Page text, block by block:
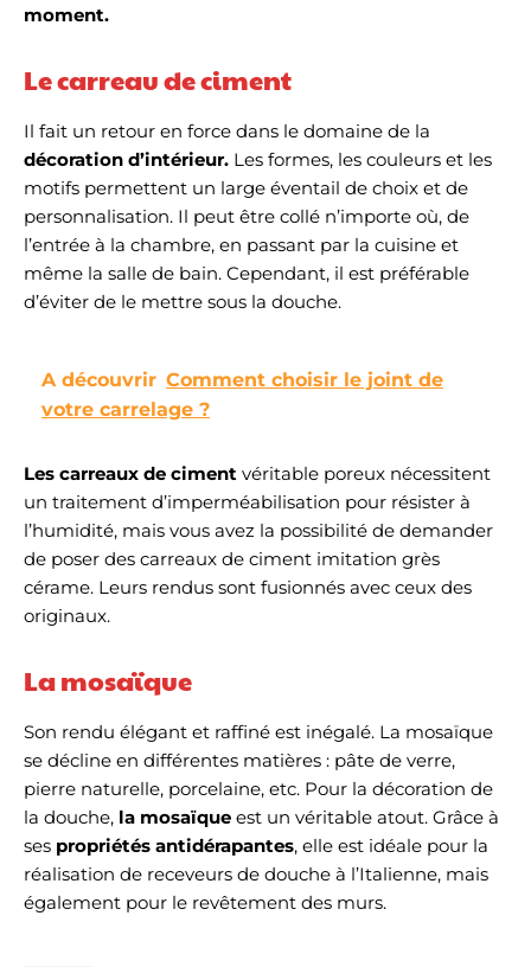
moment.
Le carreau de ciment
Il fait un retour en force dans le domaine de la
décoration d’intérieur. Les formes, les couleurs et les
motifs permettent un large éventail de choix et de
personnalisation. Il peut être collé n’importe où, de
l’entrée à la chambre, en passant par la cuisine et
même la salle de bain. Cependant, il est préférable
d’éviter de le mettre sous la douche.
A découvrir Comment choisir le joint de
votre carrelage ?
Les carreaux de ciment véritable poreux nécessitent
un traitement d’imperméabilisation pour résister à
l’humidité, mais vous avez la possibilité de demander
de poser des carreaux de ciment imitation grès
cérame. Leurs rendus sont fusionnés avec ceux des
originaux.
La mosaïque
Son rendu élégant et raffiné est inégalé. La mosaïque
se décline en différentes matières : pâte de verre,
pierre naturelle, porcelaine, etc. Pour la décoration de
la douche, la mosaïque est un véritable atout. Grâce à
ses propriétés antidérapantes, elle est idéale pour la
réalisation de receveurs de douche à l’Italienne, mais
également pour le revêtement des murs.